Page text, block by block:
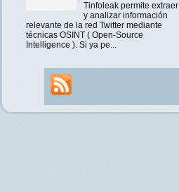
Tinfoleak permite extraer
y analizar información
relevante de la red Twitter mediante
técnicas OSINT ( Open-Source
Intelligence ). Si ya pe...